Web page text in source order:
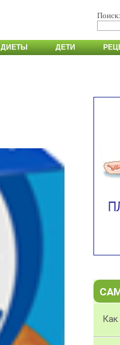
Поиск:
ДИЕТЫ ДЕТИ